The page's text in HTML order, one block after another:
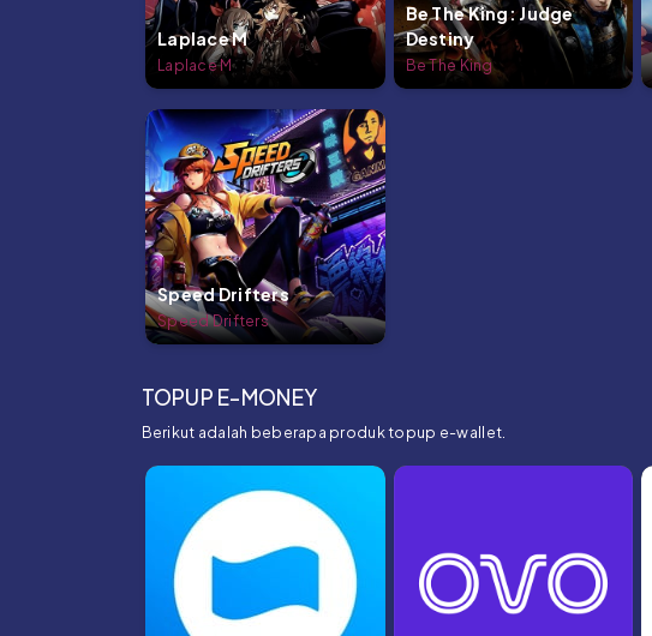
Laplace M
Laplace M
Be The King: Judge
Destiny
Be The King
Speed Drifters
Speed Drifters
TOPUP E-MONEY
Berikut adalah beberapa produk topup e-wallet.